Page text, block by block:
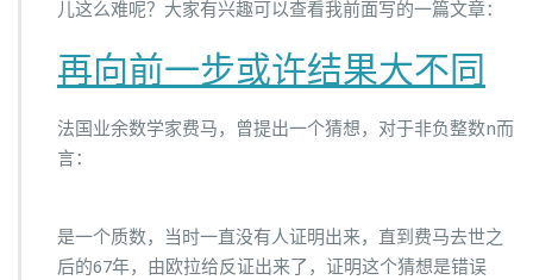
儿这么难呢？大家有兴趣可以查看我前面写的一篇文章：
再向前一步或许结果大不同
法国业余数学家费马，曾提出一个猜想，对于非负整数n而
言：
是一个质数，当时一直没有人证明出来，直到费马去世之
后的67年，由欧拉给反证出来了，证明这个猜想是错误